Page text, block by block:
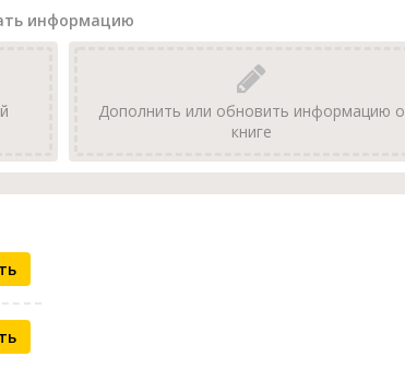
информацию
Дополнить или обновить информацию о
книге